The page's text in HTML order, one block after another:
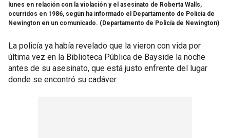
lunes en relación con la violación y el asesinato de Roberta Walls,
ocurridos en 1986, según ha informado el Departamento de Policía de
Newington en un comunicado. (Departamento de Policía de Newington)
La policía ya había revelado que la vieron con vida por
última vez en la Biblioteca Pública de Bayside la noche
antes de su asesinato, que está justo enfrente del lugar
donde se encontró su cadáver.